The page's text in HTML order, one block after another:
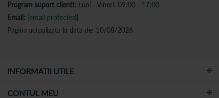
Program suport clienti: Luni - Vineri: 09:00 - 17:00
Email: [email protected]
Pagina actualizata la data de: 10/08/2026
INFORMATII UTILE
CONTUL MEU